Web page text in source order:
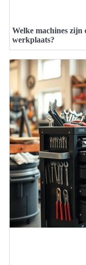
Welke machines zijn
werkplaats?